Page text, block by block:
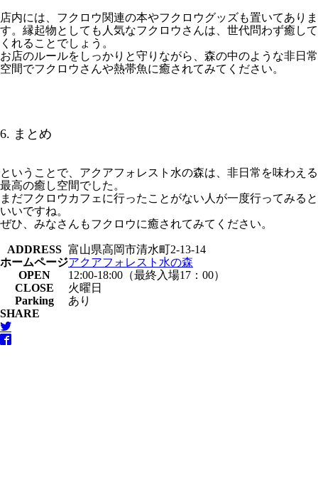
店内には、フクロウ関連の本やフクロウグッズも置いてありま
す。縁起物としても人気なフクロウさんは、世代問わず癒して
くれることでしょう。
お店のルールをしっかりと守りながら、森の中のような非日常
空間でフクロウさんや熱帯魚に癒されてみてください。
6. まとめ
ということで、アクアフォレスト水の森は、非日常を味わえる
最高の癒し空間でした。
まだフクロウカフェに行ったことがない人が一度行ってみると
いいですね。
ぜひ、みなさんもフクロウに癒されてみてください。
ADDRESS 富山県高岡市清水町2-13-14
ホームページアクアフォレスト水の森
OPEN
12:00-18:00（最終入場17：00）
CLOSE
火曜日
Parking
あり
SHARE